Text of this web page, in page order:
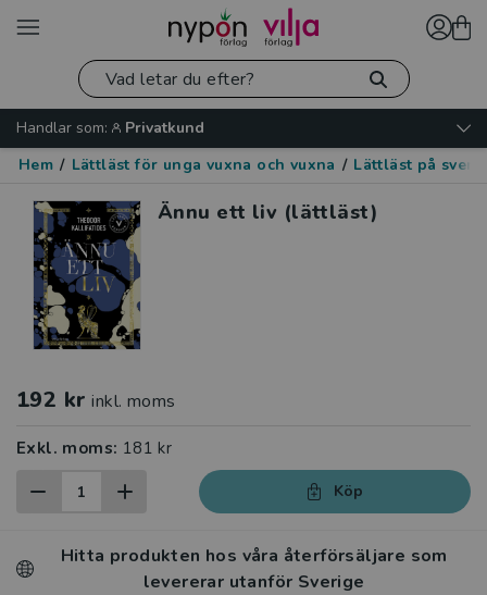
Handlar som:
Privatkund
Hem / Lättläst för unga vuxna och vuxna / Lättläst på
Ännu ett liv (lättläst)
192 kr inkl. moms
Exkl. moms: 181 kr
Köp
Hitta produkten hos våra återförsäljare som
levererar utanför Sverige